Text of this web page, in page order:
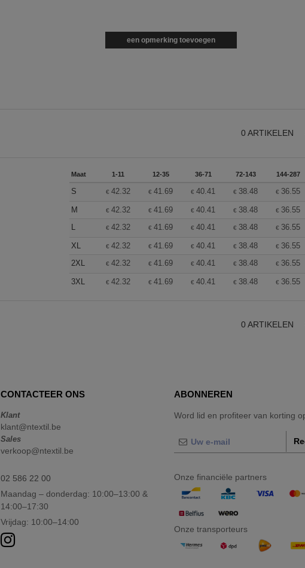
een opmerking toevoegen
0 ARTIKELEN
Maat 1-11 12-35 36-71 72-143 144-287
S €42.32 €41.69 €40.41 € 38.48 € 36.55
M €42.32 €41.69 €40.41 € 38.48 € 36.55
L
€42.32 €41.69 €40.41 € 38.48 € 36.55
XL €42.32 €41.69 €40.41 € 38.48 € 36.55
2XL
€42.32 €41.69 €40.41 € 38.48 € 36.55
3XL €42.32 €41.69 €40.41 € 38.48 € 36.55
0 ARTIKELEN
CONTACTEER ONS
Klant
klant@ntextil.be
Sales
verkoop@ntextil.be
02 586 22 00
Maandag – donderdag: 10:00–13:00 &
14:00–17:30
Vrijdag: 10:00–14:00
ABONNEREN
Word lid en profiteer van korting
Onze financiële partners
Onze transporteurs